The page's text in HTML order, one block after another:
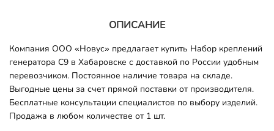
ОПИСАНИЕ
Компания ООО «Новус» предлагает купить Набор креплений
генератора C9 в Хабаровске с доставкой по России удобным
перевозчиком. Постоянное наличие товара на складе.
Выгодные цены за счет прямой поставки от производителя.
Бесплатные консультации специалистов по выбору изделий.
Продажа в любом количестве от 1 шт.